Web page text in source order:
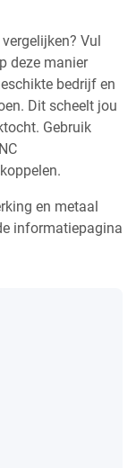
Vul
deze manier
bedrijf en
Dit scheelt jou
Gebruik
en metaal
informatiepagina